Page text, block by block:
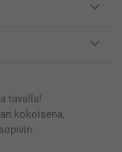
tavalla!
kokoisena,